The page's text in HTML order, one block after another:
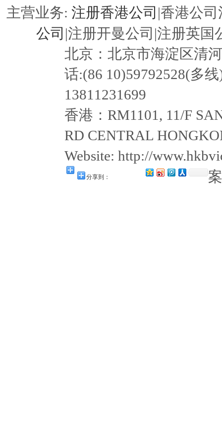
主营业务: 注册香港公司 |香港公
公司 |注册开曼公司|注册英
北京：北京市海淀区清
话:(86 10)59792528(多
13811231699
香港：RM1101, 11/F
RD CENTRAL
Website: http://
分享到：